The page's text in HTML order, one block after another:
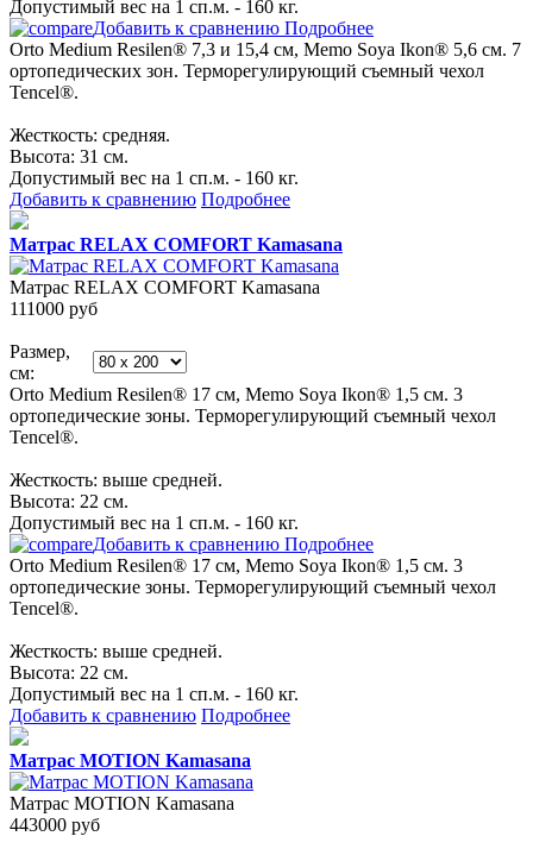
Допустимый вес на 1 сп.м. - 160 кг.
Добавить к сравнению Подробнее
Orto Medium Resilen® 7,3 и 15,4 см, Memo Soya Ikon® 5,6 см. 7
ортопедических зон. Терморегулирующий съемный чехол
Tencel®.
Жесткость: средняя.
Высота: 31 см.
Допустимый вес на 1 сп.м. - 160 кг.
Добавить к сравнению Подробнее
Матрас RELAX COMFORT Kamasana
Матрас RELAX COMFORT Kamasana
111000 руб
Размер,
см:
Orto Medium Resilen® 17 см, Memo Soya Ikon® 1,5 см. 3
ортопедические зоны. Терморегулирующий съемный чехол
Tencel®.
Жесткость: выше средней.
Высота: 22 см.
Допустимый вес на 1 сп.м. - 160 кг.
Добавить к сравнению Подробнее
Orto Medium Resilen® 17 см, Memo Soya Ikon® 1,5 см. 3
ортопедические зоны. Терморегулирующий съемный чехол
Tencel®.
Жесткость: выше средней.
Высота: 22 см.
Допустимый вес на 1 сп.м. - 160 кг.
Добавить к сравнению Подробнее
Матрас MOTION Kamasana
Матрас MOTION Kamasana
443000 руб